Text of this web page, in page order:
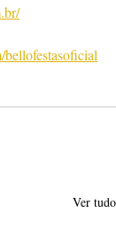
Ver tudo